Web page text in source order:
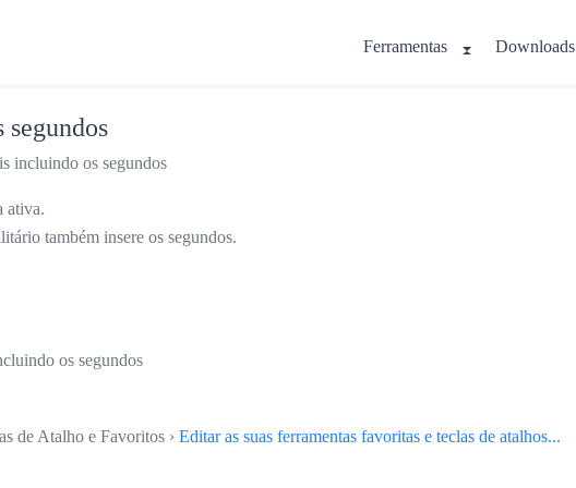
Ferramentas Downloads
incluindo os segundos
ativa.
também insere os segundos.
os segundos
de Atalho e Favoritos › Editar as suas ferramentas favoritas e teclas de atalhos...